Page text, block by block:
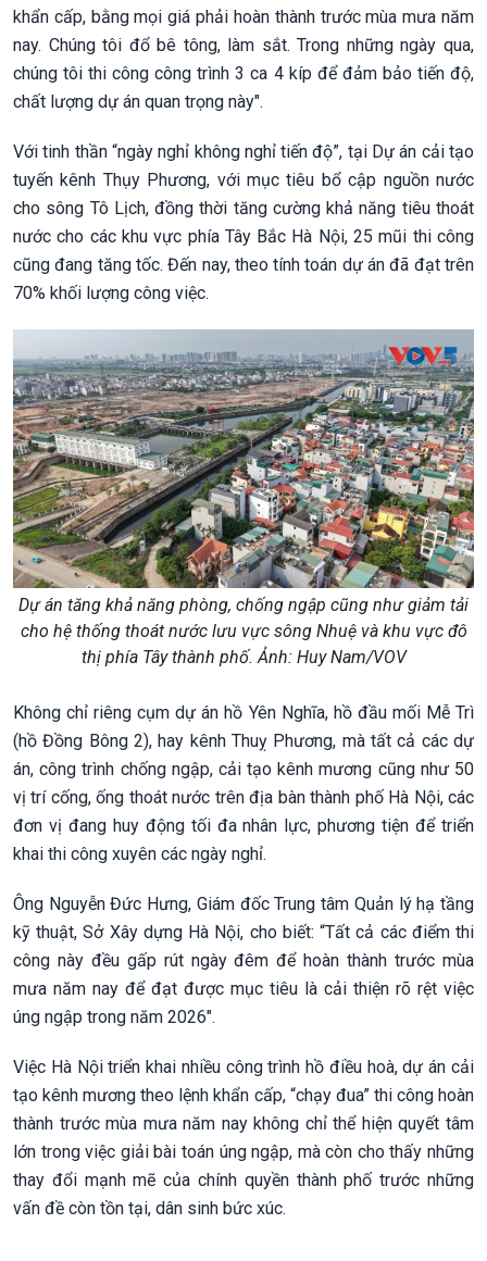
khẩn cấp, bằng mọi giá phải hoàn thành trước mùa mưa năm
nay. Chúng tôi đổ bê tông, làm sắt. Trong những ngày qua,
chúng tôi thi công công trình 3 ca 4 kíp để đảm bảo tiến độ,
chất lượng dự án quan trọng này".
Với tinh thần “ngày nghỉ không nghỉ tiến độ”, tại Dự án cải tạo
tuyến kênh Thụy Phương, với mục tiêu bổ cập nguồn nước
cho sông Tô Lịch, đồng thời tăng cường khả năng tiêu thoát
nước cho các khu vực phía Tây Bắc Hà Nội, 25 mũi thi công
cũng đang tăng tốc. Đến nay, theo tính toán dự án đã đạt trên
70% khối lượng công việc.
Dự án tăng khả năng phòng, chống ngập cũng như giảm tải
cho hệ thống thoát nước lưu vực sông Nhuệ và khu vực đô
thị phía Tây thành phố. Ảnh: Huy Nam/VOV
Không chỉ riêng cụm dự án hồ Yên Nghĩa, hồ đầu mối Mễ Trì
(hồ Đồng Bông 2), hay kênh Thuỵ Phương, mà tất cả các dự
án, công trình chống ngập, cải tạo kênh mương cũng như 50
vị trí cống, ống thoát nước trên địa bàn thành phố Hà Nội, các
đơn vị đang huy động tối đa nhân lực, phương tiện để triển
khai thi công xuyên các ngày nghỉ.
Ông Nguyễn Đức Hưng, Giám đốc Trung tâm Quản lý hạ tầng
kỹ thuật, Sở Xây dựng Hà Nội, cho biết: “Tất cả các điểm thi
công này đều gấp rút ngày đêm để hoàn thành trước mùa
mưa năm nay để đạt được mục tiêu là cải thiện rõ rệt việc
úng ngập trong năm 2026".
Việc Hà Nội triển khai nhiều công trình hồ điều hoà, dự án cải
tạo kênh mương theo lệnh khẩn cấp, “chạy đua” thi công hoàn
thành trước mùa mưa năm nay không chỉ thể hiện quyết tâm
lớn trong việc giải bài toán úng ngập, mà còn cho thấy những
thay đổi mạnh mẽ của chính quyền thành phố trước những
vấn đề còn tồn tại, dân sinh bức xúc.